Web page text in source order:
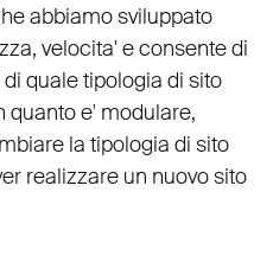
abbiamo sviluppato
, velocita' e consente di
quale tipologia di sito
quanto e' modulare,
la tipologia di sito
realizzare un nuovo sito